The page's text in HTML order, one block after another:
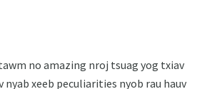
no amazing nroj tsuag yog txiav
xeeb peculiarities nyob rau hauv